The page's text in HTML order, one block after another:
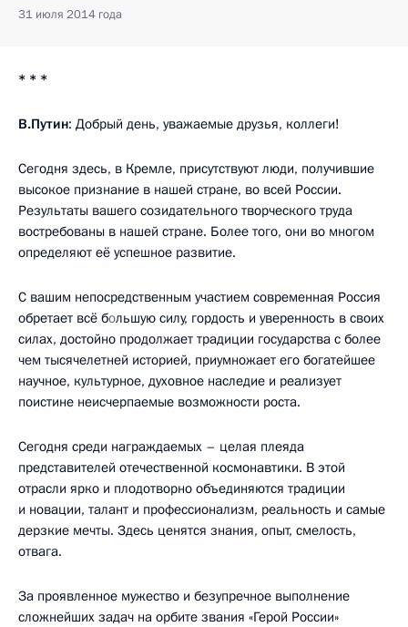
31 июля 2014 года
* * *
В.Путин: Добрый день, уважаемые друзья, коллеги!
Сегодня здесь, в Кремле, присутствуют люди, получившие
высокое признание в нашей стране, во всей России.
Результаты вашего созидательного творческого труда
востребованы в нашей стране. Более того, они во многом
определяют её успешное развитие.
С вашим непосредственным участием современная Россия
обретает всё большую силу, гордость и уверенность в своих
силах, достойно продолжает традиции государства с более
чем тысячелетней историей, приумножает его богатейшее
научное, культурное, духовное наследие и реализует
поистине неисчерпаемые возможности роста.
Сегодня среди награждаемых – целая плеяда
представителей отечественной космонавтики. В этой
отрасли ярко и плодотворно объединяются традиции
и новации, талант и профессионализм, реальность и самые
дерзкие мечты. Здесь ценятся знания, опыт, смелость,
отвага.
За проявленное мужество и безупречное выполнение
сложнейших задач на орбите звания «Герой России»